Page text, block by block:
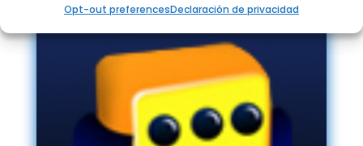
Opt-out preferencesDeclaración de privacidad